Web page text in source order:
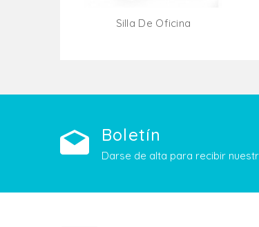
Silla De Oficina
Boletín
Darse de alta para recibir